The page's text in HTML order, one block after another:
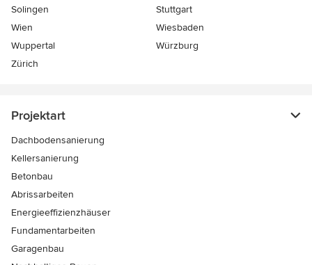
Solingen
Stuttgart
Wien
Wiesbaden
Wuppertal
Würzburg
Zürich
Projektart
Dachbodensanierung
Kellersanierung
Betonbau
Abrissarbeiten
Energieeffizienzhäuser
Fundamentarbeiten
Garagenbau